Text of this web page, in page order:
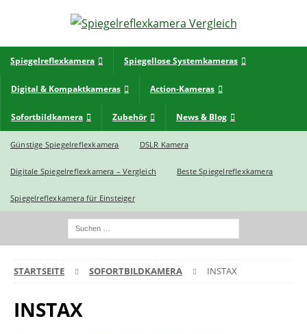
Spiegelreflexkamera Spiegellose Systemkameras
Digital & Kompaktkameras Action-Kameras
Sofortbildkamera Zubehör News & Blog
Günstige Spiegelreflexkamera DSLR Kamera
Digitale Spiegelreflexkamera – Vergleich Beste Spiegelreflexkamera
Spiegelreflexkamera für Einsteiger
STARTSEITE SOFORTBILDKAMERA INSTAX
INSTAX